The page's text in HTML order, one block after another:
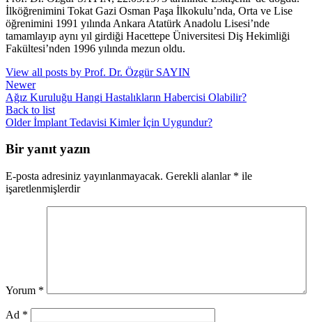
İlköğrenimini Tokat Gazi Osman Paşa İlkokulu’nda, Orta ve Lise
öğrenimini 1991 yılında Ankara Atatürk Anadolu Lisesi’nde
tamamlayıp aynı yıl girdiği Hacettepe Üniversitesi Diş Hekimliği
Fakültesi’nden 1996 yılında mezun oldu.
View all posts by Prof. Dr. Özgür SAYIN
Newer
Ağız Kuruluğu Hangi Hastalıkların Habercisi Olabilir?
Back to list
Older İmplant Tedavisi Kimler İçin Uygundur?
Bir yanıt yazın
E-posta adresiniz yayınlanmayacak. Gerekli alanlar * ile
işaretlenmişlerdir
Yorum *
Ad *